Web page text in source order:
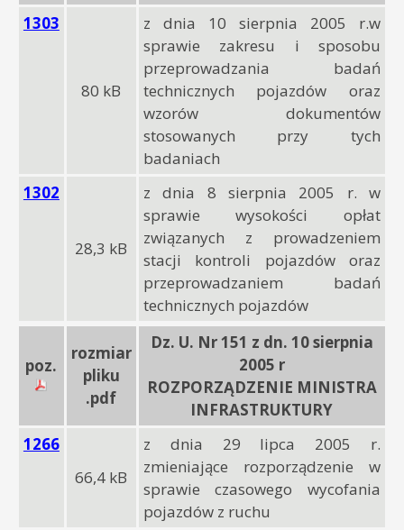
1303
80 kB
z dnia 10 sierpnia 2005 r.w
sprawie zakresu i sposobu
przeprowadzania badań
technicznych pojazdów oraz
wzorów dokumentów
stosowanych przy tych
badaniach
1302
28,3 kB
z dnia 8 sierpnia 2005 r. w
sprawie wysokości opłat
związanych z prowadzeniem
stacji kontroli pojazdów oraz
przeprowadzaniem badań
technicznych pojazdów
poz.
rozmiar
pliku
.pdf
Dz. U. Nr 151 z dn. 10 sierpnia
2005 r
ROZPORZĄDZENIE MINISTRA
INFRASTRUKTURY
1266
66,4 kB
z dnia 29 lipca 2005 r.
zmieniające rozporządzenie w
sprawie czasowego wycofania
pojazdów z ruchu